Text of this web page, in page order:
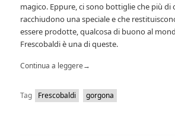
magico. Eppure, ci sono bottiglie che più di
racchiudono una speciale e che
essere prodotte, qualcosa di buono al
Frescobaldi è una di queste.
Continua a leggere→
Tag Frescobaldi gorgona